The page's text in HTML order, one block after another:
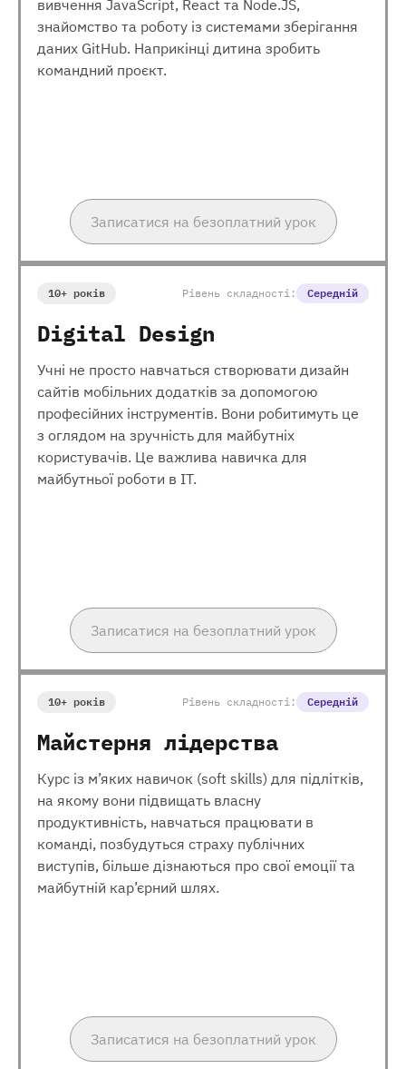
вивчення JavaScript, React та Node.JS,
знайомство та роботу із системами зберігання
даних GitHub. Наприкінці дитина зробить
командний проєкт.
Записатися на безоплатний урок
10+ років Рівень складності: Середній
Digital Design
Учні не просто навчаться створювати дизайн
сайтів мобільних додатків за допомогою
професійних інструментів. Вони робитимуть це
з оглядом на зручність для майбутніх
користувачів. Це важлива навичка для
майбутньої роботи в ІТ.
Записатися на безоплатний урок
10+ років Рівень складності: Середній
Майстерня лідерства
Курс із м’яких навичок (soft skills) для підлітків,
на якому вони підвищать власну
продуктивність, навчаться працювати в
команді, позбудуться страху публічних
виступів, більше дізнаються про свої емоції та
майбутній кар’єрний шлях.
Записатися на безоплатний урок